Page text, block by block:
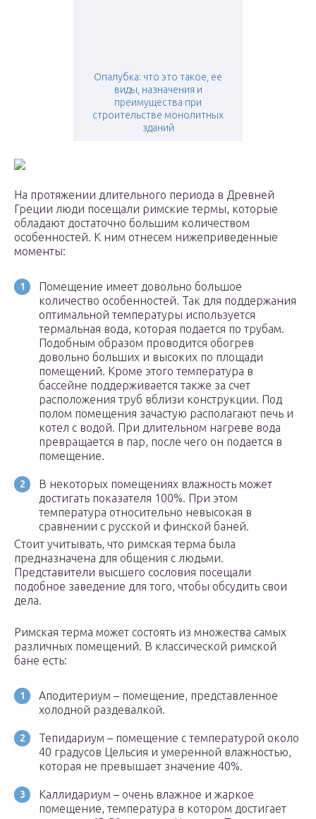
Опалубка: что это такое, ее
виды, назначения и
преимущества при
строительстве монолитных
зданий
На протяжении длительного периода в Древней
Греции люди посещали римские термы, которые
обладают достаточно большим количеством
особенностей. К ним отнесем нижеприведенные
моменты:
Помещение имеет довольно большое
количество особенностей. Так для поддержания
оптимальной температуры используется
термальная вода, которая подается по трубам.
Подобным образом проводится обогрев
довольно больших и высоких по площади
помещений. Кроме этого температура в
бассейне поддерживается также за счет
расположения труб вблизи конструкции. Под
полом помещения зачастую располагают печь и
котел с водой. При длительном нагреве вода
превращается в пар, после чего он подается в
помещение.
В некоторых помещениях влажность может
достигать показателя 100%. При этом
температура относительно невысокая в
сравнении с русской и финской баней.
Стоит учитывать, что римская терма была
предназначена для общения с людьми.
Представители высшего сословия посещали
подобное заведение для того, чтобы обсудить свои
дела.
Римская терма может состоять из множества самых
различных помещений. В классической римской
бане есть:
Аподитериум – помещение, представленное
холодной раздевалкой.
Тепидариум – помещение с температурой около
40 градусов Цельсия и умеренной влажностью,
которая не превышает значение 40%.
Каллидариум – очень влажное и жаркое
помещение, температура в котором достигает